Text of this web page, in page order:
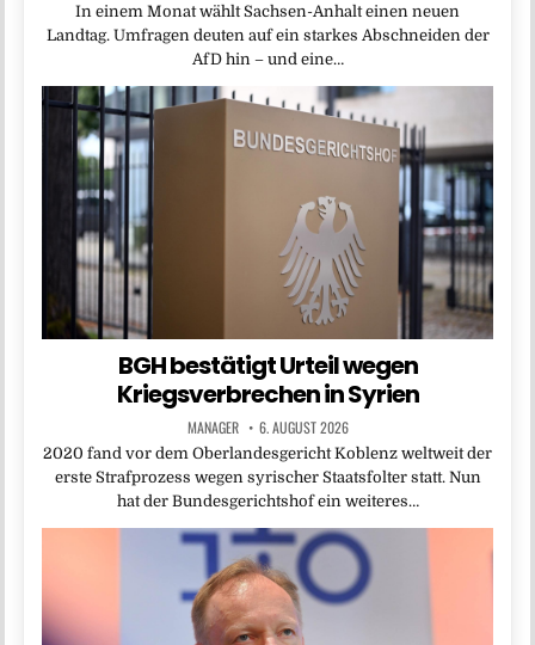
In einem Monat wählt Sachsen-Anhalt einen neuen
Landtag. Umfragen deuten auf ein starkes Abschneiden der
AfD hin – und eine…
BGH bestätigt Urteil wegen
Kriegsverbrechen in Syrien
MANAGER 6. AUGUST 2026
2020 fand vor dem Oberlandesgericht Koblenz weltweit der
erste Strafprozess wegen syrischer Staatsfolter statt. Nun
hat der Bundesgerichtshof ein weiteres…